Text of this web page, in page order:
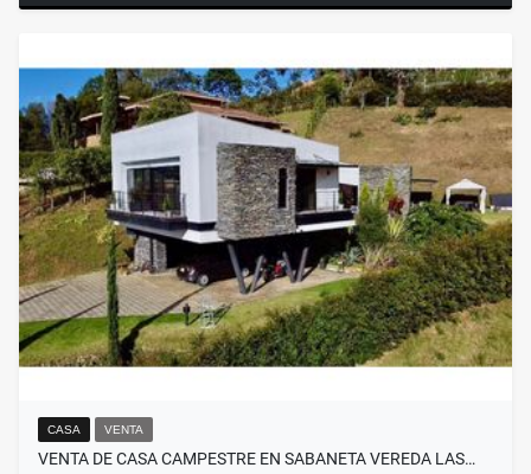
CASA VENTA
VENTA DE CASA CAMPESTRE EN SABANETA VEREDA LAS…